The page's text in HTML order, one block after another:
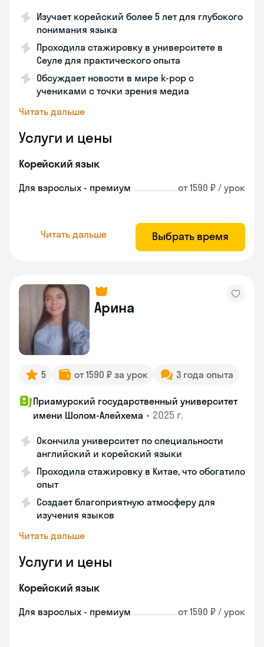
Изучает корейский более 5 лет для глубокого
понимания языка
Проходила стажировку в университете в
Сеуле для практического опыта
Обсуждает новости в мире k-pop с
учениками с точки зрения медиа
Читать дальше
Услуги и цены
Корейский язык
Для взрослых - премиум от 1590 ₽ / урок
Читать дальше Выбрать время
Арина
5 от 1590 ₽ за урок 3 года опыта
Приамурский государственный университет
имени Шолом-Алейхема • 2025 г.
Окончила университет по специальности
английский и корейский языки
Проходила стажировку в Китае, что обогатило
опыт
Создает благоприятную атмосферу для
изучения языков
Читать дальше
Услуги и цены
Корейский язык
Для взрослых - премиум от 1590 ₽ / урок